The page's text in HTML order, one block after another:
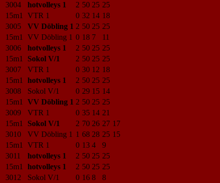
3004
hotvolleys 1 2 50 25 25
15m1
VTR 1 0 32 14 18
3005
VV Döbling 1 2 50 25 25
15m1
VV Döbling 1 0 18 7
11
3006
hotvolleys 1 2 50 25 25
15m1
Sokol V/1 2 50 25 25
3007
VTR 1 0 30 12 18
15m1
hotvolleys 1 2 50 25 25
3008
Sokol V/1 0 29 15 14
15m1
VV Döbling 1 2 50 25 25
3009
VTR 1 0 35 14 21
15m1
Sokol V/1 2 70 26 27 17
3010
VV Döbling 1 1 68 28 25 15
15m1
VTR 1 0 13 4
9
3011
hotvolleys 1 2 50 25 25
15m1
hotvolleys 1 2 50 25 25
3012
Sokol V/1 0 16 8
8